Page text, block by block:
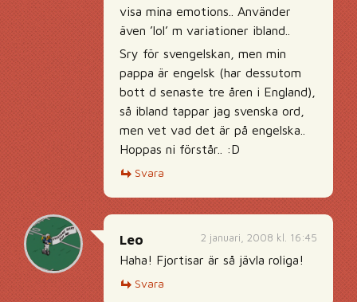
visa mina emotions.. Använder
även ’lol’ m variationer ibland..
Sry för svengelskan, men min
pappa är engelsk (har dessutom
bott d senaste tre åren i England),
så ibland tappar jag svenska ord,
men vet vad det är på engelska..
Hoppas ni förstår.. :D
Svara
2 januari, 2008 kl. 16:45
Leo
Haha! Fjortisar är så jävla roliga!
Svara